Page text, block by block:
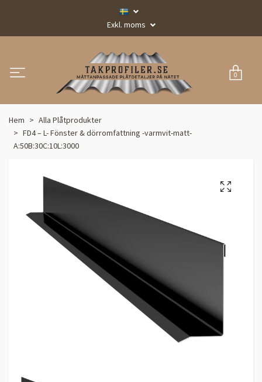
Exkl. moms
0
Hem
Alla Plåtprodukter
FD4 – L- Fönster & dörromfattning -varmvit-matt-
A:50B:30C:10L:3000